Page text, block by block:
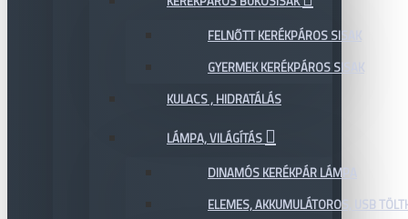
FELNŐTT KERÉKPÁROS SISAK
GYERMEK KERÉKPÁROS SISAK
KULACS , HIDRATÁLÁS
LÁMPA, VILÁGÍTÁS
DINAMÓS KERÉKPÁR LÁMPA
ELEMES, AKKUMULÁTOROS, USB